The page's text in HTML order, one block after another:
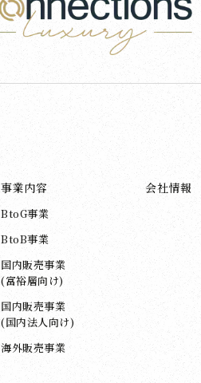
事業内容
BtoG事業
BtoB事業
国内販売事業
(富裕層向け)
国内販売事業
(国内法人向け)
海外販売事業
会社情報